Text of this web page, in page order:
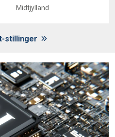
Midtjylland
stillinger